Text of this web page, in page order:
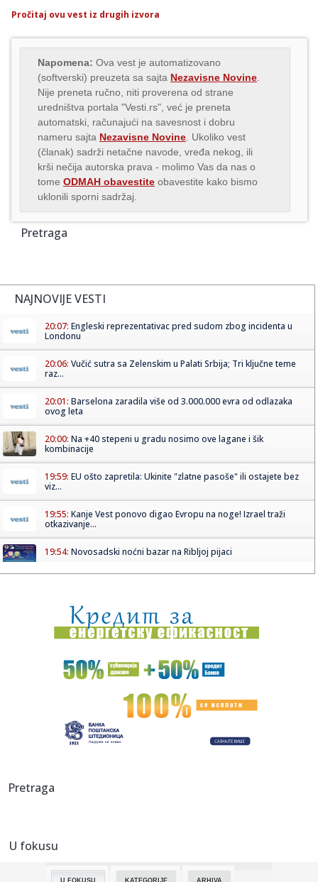
Pročitaj ovu vest iz drugih izvora
Napomena: Ova vest je automatizovano
(softverski) preuzeta sa sajta Nezavisne Novine
Nije preneta ručno, niti proverena od strane
uredništva portala "Vesti.rs", već je preneta
automatski, računajući na savesnost i dobru
nameru sajta Nezavisne Novine . Ukoliko vest
(članak) sadrži netačne navode, vređa nekog, ili
krši nečija autorska prava - molimo Vas da nas o
tome ODMAH obavestite obavestite kako bismo
uklonili sporni sadržaj.
Pretraga
NAJNOVIJE VESTI
20:07: Engleski reprezentativac pred sudom zbog incidenta u
Londonu
20:06: Vučić sutra sa Zelenskim u Palati Srbija; Tri ključne teme
raz...
20:01: Barselona zaradila više od 3.000.000 evra od odlazaka
ovog leta
20:00: Na +40 stepeni u gradu nosimo ove lagane i šik
kombinacije
19:59: EU ošto zapretila: Ukinite "zlatne pasoše" ili ostajete bez
viz...
19:55: Kanje Vest ponovo digao Evropu na noge! Izrael traži
otkazivanje...
19:54: Novosadski noćni bazar na Ribljoj pijaci
19:51:Veliki požar kod Konjica ne posustaje: U pomoć upućeni
vatroga...
19:51:Preminuo Vilijam Orbit: Sarađivao sa Madonom, Britni Spirs
i bro...
Samed Baždar novi fudbaler Sent Trudena
19:51:Nisu obični pacovi: Ove životinje otkrivaju mine i pronalaze
"Love Sen...
19:51:
Pretraga
U fokusu
U FOKUSU KATEGORIJE ARHIVA